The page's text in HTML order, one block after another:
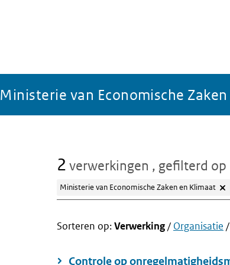
Ministerie van Economische
2 verwerkingen , gefilterd op
Ministerie van Economische Zaken en Klimaat
Sorteren op:Verwerking/ Organisatie /
Controle op